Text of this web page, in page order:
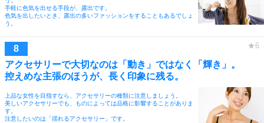
手軽に色気を出せる手段が、露出です。
色気を出したいとき、露出の多いファッションをすることもあるでしょ
う。
アクセサリーで大切なのは「動き」ではなく「輝き」。
控えめな主張のほうが、長く印象に残る。
上品な女性を目指すなら、アクセサリーの種類に注意しましょう。
美しいアクセサリーでも、ものによっては品格に影響することがありま
す。
注意したいのは「揺れるアクセサリー」です。